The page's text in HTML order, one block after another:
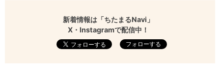
新着情報は「ちたまるNavi」
X・Instagramで配信中！
フォローする